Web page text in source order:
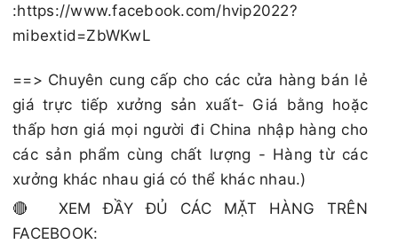
:https://www.facebook.com/hvip2022?
mibextid=ZbWKwL
==> Chuyên cung cấp cho các cửa hàng bán lẻ
giá trực tiếp xưởng sản xuất- Giá bằng hoặc
thấp hơn giá mọi người đi China nhập hàng cho
các sản phẩm cùng chất lượng - Hàng từ các
xưởng khác nhau giá có thể khác nhau.)
🔴 XEM ĐẦY ĐỦ CÁC MẶT HÀNG TRÊN
FACEBOOK: